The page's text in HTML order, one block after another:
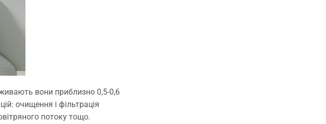
вони приблизно 0,5-0,6
очищення і фільтрація
потоку тощо.